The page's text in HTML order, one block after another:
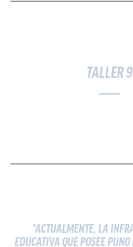
TALLER 9
"ACTUALMENTE, LA
EDUCATIVA QUE POSEE